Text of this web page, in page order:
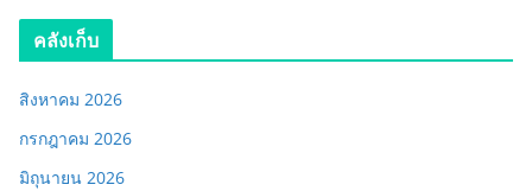
คลังเก็บ
สิงหาคม 2026
กรกฎาคม 2026
มิถุนายน 2026